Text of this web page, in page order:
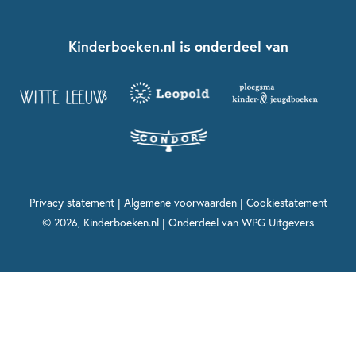
Kinderboeken diversiteit
Grappige kinderboeken
Spannende kinderboeken
Boekentips 12+ jaar
Voor volwassenen
Spekkie en Sproet
Maxi & Helium
Voor het onderwijs
Kinderboeken.nl is onderdeel van
Privacy statement| Algemene voorwaarden| Cookiestatement
© 2026, Kinderboeken.nl | Onderdeel van WPG Uitgevers